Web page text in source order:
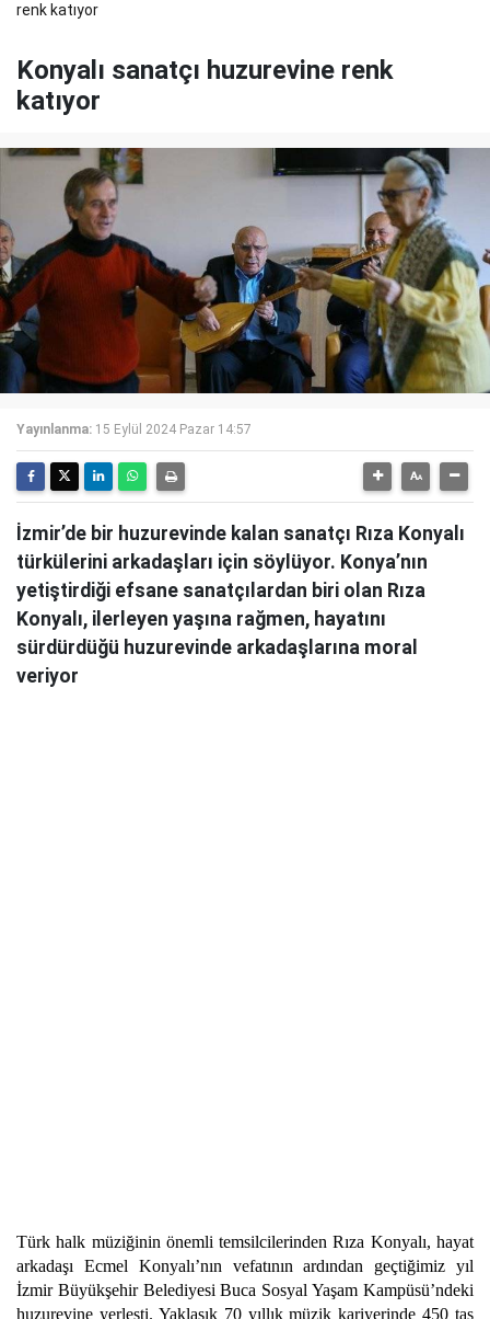
renk katıyor
Konyalı sanatçı huzurevine renk
katıyor
Yayınlanma: 15 Eylül 2024 Pazar 14:57
İzmir’de bir huzurevinde kalan sanatçı Rıza Konyalı
türkülerini arkadaşları için söylüyor. Konya’nın
yetiştirdiği efsane sanatçılardan biri olan Rıza
Konyalı, ilerleyen yaşına rağmen, hayatını
sürdürdüğü huzurevinde arkadaşlarına moral
veriyor
Türk halk müziğinin önemli temsilcilerinden Rıza Konyalı, hayat
arkadaşı Ecmel Konyalı’nın vefatının ardından geçtiğimiz yıl
İzmir Büyükşehir Belediyesi Buca Sosyal Yaşam Kampüsü’ndeki
huzurevine yerleşti. Yaklaşık 70 yıllık müzik kariyerinde 450 taş